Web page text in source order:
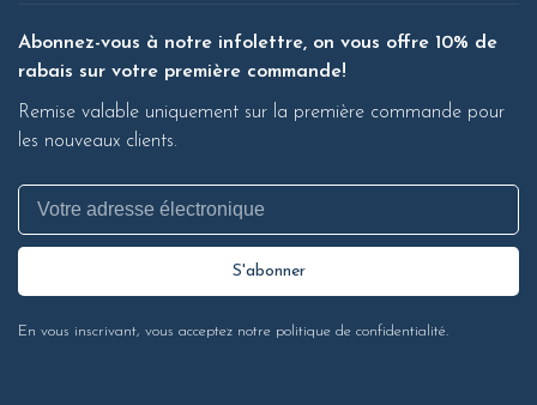
Abonnez-vous à notre infolettre, on vous offre 10% de
rabais sur votre première commande!
Remise valable uniquement sur la première commande pour
les nouveaux clients.
S'abonner
En vous inscrivant, vous acceptez notre politique de confidentialité.